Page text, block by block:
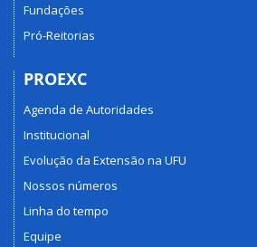
Fundações
Pró-Reitorias
PROEXC
Agenda de Autoridades
Institucional
Evolução da Extensão na UFU
Nossos números
Linha do tempo
Equipe